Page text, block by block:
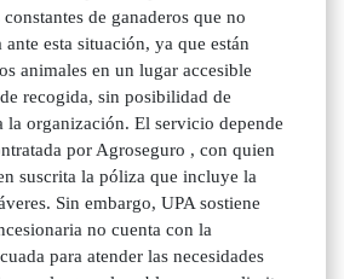
de ganaderos que no
ante esta situación, ya que están
animales en un lugar accesible
recogida, sin posibilidad de
la organización. El servicio depende
por Agroseguro , con quien
suscrita la póliza que incluye la
Sin embargo, UPA sostiene
no cuenta con la
para atender las necesidades